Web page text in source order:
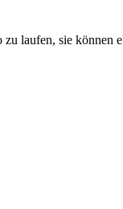
laufen, sie